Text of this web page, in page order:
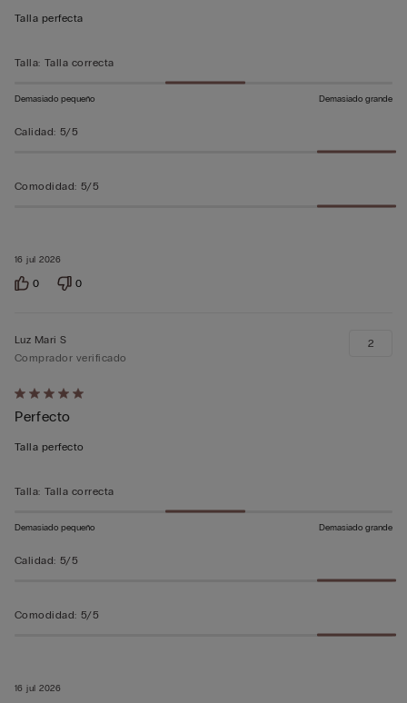
5
5
16 jul 2026
Talla perfecta
Talla: Talla correcta
Demasiado pequeño Demasiado grande
Calidad: 5/5
Comodidad: 5/5
0 0
Calificación
de
5
5
16 jul 2026
Luz Mari S
Comprador verificado
Perfecto
Talla perfecto
2
Talla: Talla correcta
Demasiado pequeño Demasiado grande
Calidad: 5/5
Comodidad: 5/5